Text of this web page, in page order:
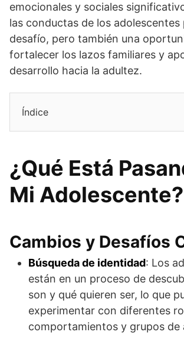
emocionales y sociales
las conductas de los adolescentes
desafío, pero también una
fortalecer los lazos familiares y
desarrollo hacia la adultez.
Índice
¿Qué Está
Mi Adolescente?
Cambios y Desafíos
Búsqueda de identidad: Los
están en un proceso de
son y qué quieren ser, lo que
experimentar con diferentes
comportamientos y grupos de